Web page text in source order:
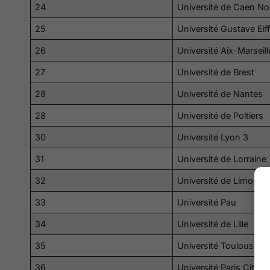
24 Université de Caen
25 Université Gustave
26 Université Aix-
27 Université de Brest
28 Université de Nantes
28 Université de Poitiers
30 Université Lyon 3
31 Université de Lorraine
32 Université de Limoges
33 Université Pau
34 Université de Lille
35 Université Toulouse 2
36 Université Paris Cité